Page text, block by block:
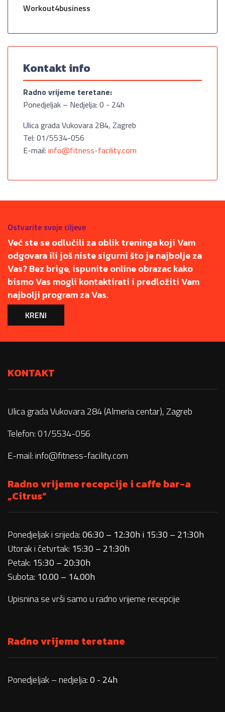
Workout4business
Kontakt info
Radno vrijeme teretane:
Ponedjeljak – Nedjelja: 0 - 24h
Ulica grada Vukovara 284, Zagreb
Tel: 01/5534-056
E-mail: info@fitness-facility.com
Ostvarite svoje ciljeve
Već ste se odlučili za oblik treninga koji Vam
odgovara ili još niste sigurni što je najbolje za
Vas? Bez brige, ispunite online obrazac kako
bismo Vas mogli kontaktirati i predložiti Vam
najbolji program za Vas.
KRENI
KONTAKT
Ulica grada Vukovara 284 (Almeria centar), Zagreb
Telefon: 01/5534-056
E-mail:info@fitness-facility.com
Radno vrijeme recepcije i caffe bar-a
„Citrus“
Ponedjeljak i srijeda:06:30 – 12:30h i 15:30 – 21:30h
Utorak i četvrtak: 15:30 – 21:30h
Petak: 15:30 – 20:30h
Subota: 10.00 – 14.00h
Upisnina se vrši samo u radno vrijeme recepcije
Radno vrijeme teretane
Ponedjeljak – nedjelja:0 - 24h